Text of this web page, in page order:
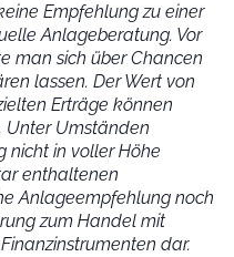
Empfehlung zu einer
Anlageberatung. Vor
man sich über Chancen
lassen. Der Wert von
Erträge können
Unter Umständen
nicht in voller Höhe
enthaltenen
Anlageempfehlung noch
zum Handel mit
dar.